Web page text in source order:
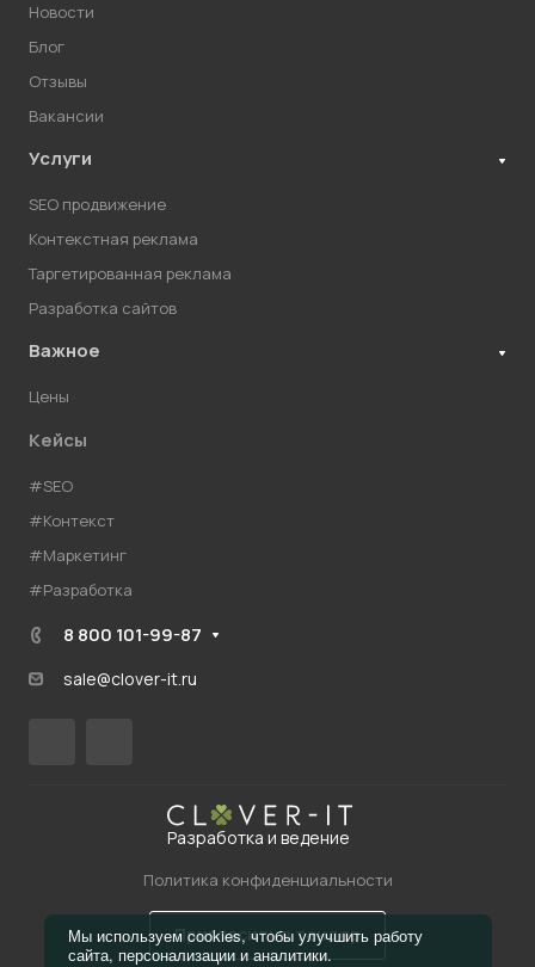
Новости
Блог
Отзывы
Вакансии
Услуги
SEO продвижение
Контекстная реклама
Таргетированная реклама
Разработка сайтов
Важное
Цены
Кейсы
#SEO
#Контекст
#Маркетинг
#Разработка
8 800 101-99-87
sale@clover-it.ru
Пригласить в тендер
Политика конфиденциальности
Разработка и ведение
Мы используем cookies, чтобы улучшить работу
сайта, персонализации и аналитики.